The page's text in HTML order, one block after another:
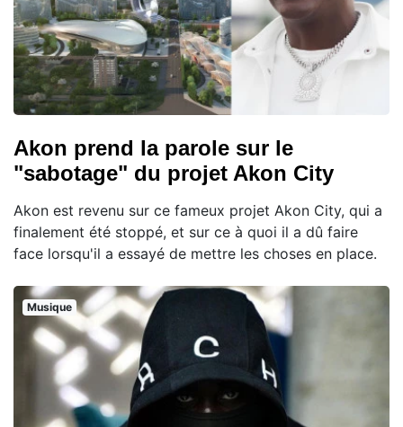
Akon prend la parole sur le
"sabotage" du projet Akon City
Akon est revenu sur ce fameux projet Akon City, qui a
finalement été stoppé, et sur ce à quoi il a dû faire
face lorsqu'il a essayé de mettre les choses en place.
Musique